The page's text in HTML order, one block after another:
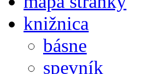
knižnica
básne
spevník